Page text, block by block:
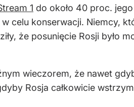
1 do około 40 proc.
celu konserwacji. Niemcy,
że posunięcie Rosji było
wieczorem, że nawet
Rosja całkowicie